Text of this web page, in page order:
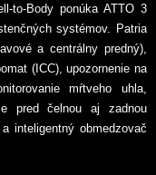
to-Body ponúka ATTO 3
systémov. Patria
a centrálny predný),
(ICC), upozornenie na
mŕtveho uhla,
pred čelnou aj zadnou
inteligentný obmedzovač